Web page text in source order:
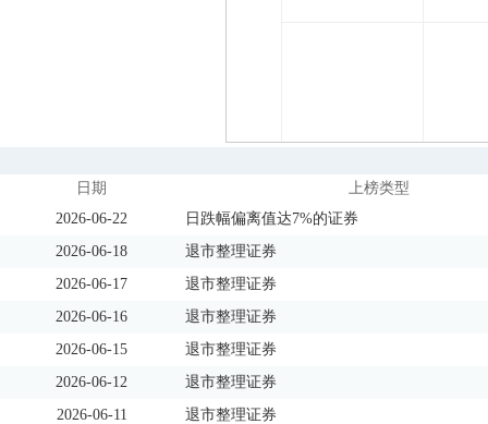
日期
上榜类型
2026-06-22
日跌幅偏离值达7%的证券
2026-06-18
退市整理证券
2026-06-17
退市整理证券
2026-06-16
退市整理证券
2026-06-15
退市整理证券
2026-06-12
退市整理证券
2026-06-11
退市整理证券